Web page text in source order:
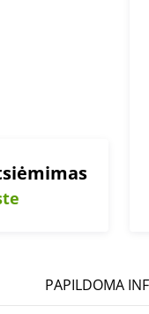
PAPILDOMA